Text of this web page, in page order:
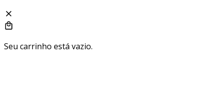
Seu carrinho está vazio.